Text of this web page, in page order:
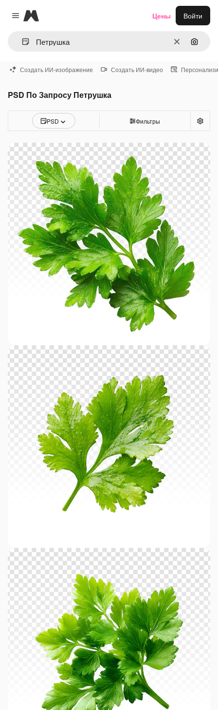
Close menu
Magnific
ОчиститьПоиск
Цены Войти
Создать ИИ-изображение Создать ИИ-видео
PSD По Запросу Петрушка
PSD Фильтры